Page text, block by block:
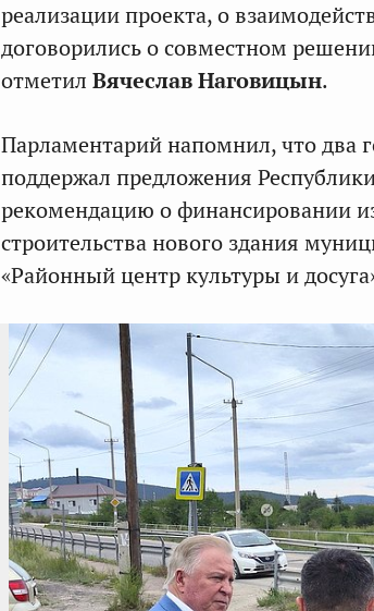
реализации проекта, о
договорились о совместном
отметил Вячеслав Наговицын.
Парламентарий напомнил, что два
поддержал предложения
рекомендацию о финансировании
строительства нового здания
«Районный центр культуры и